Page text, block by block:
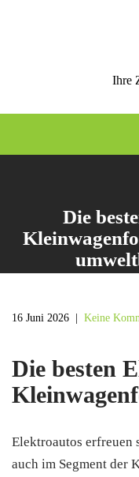
Ihre
Die
16 Juni 2026 Keine
Die besten
Elektroautos erfreuen
auch im Segment der